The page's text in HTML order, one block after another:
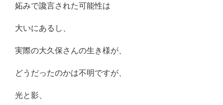
妬みで讒言された可能性は
大いにあるし、
実際の大久保さんの生き様が、
どうだったのかは不明ですが、
光と影、